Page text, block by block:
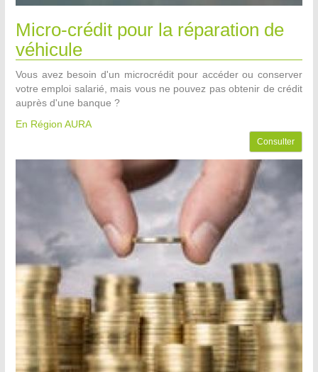
Micro-crédit pour la réparation de
véhicule
Vous avez besoin d'un microcrédit pour accéder ou conserver
votre emploi salarié, mais vous ne pouvez pas obtenir de crédit
auprès d'une banque ?
En Région AURA
Consulter